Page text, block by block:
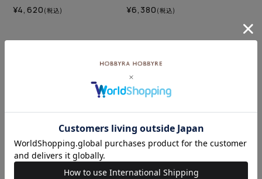
¥4,620 (税込) ¥6,380 (税込)
カテゴリーから探す
生地 キット